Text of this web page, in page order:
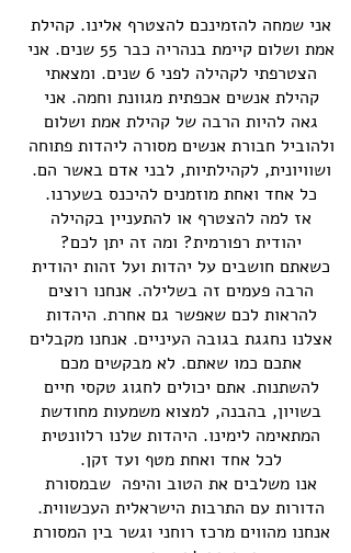
אני שמחה להזמינכם להצטרף אלינו. קהילת
אמת ושלום קיימת בנהריה כבר 55 שנים. אני
הצטרפתי לקהילה לפני 6 שנים. ומצאתי
קהילת אנשים אכפתית מגוונת וחמה. אני
גאה להיות הרבה של קהילת אמת ושלום
ולהוביל חבורת אנשים מסורה ליהדות פתוחה
ושוויונית, לקהילתיות, לבני אדם באשר הם.
כל אחד ואחת מוזמנים להיכנס בשערנו.
אז למה להצטרף או להתעניין בקהילה
יהודית רפורמית? ומה זה יתן לכם?
כשאתם חושבים על יהדות ועל זהות יהודית
הרבה פעמים זה בשלילה. אנחנו רוצים
להראות לכם שאפשר גם אחרת. היהדות
אצלנו נחגגת בגובה העיניים. אנחנו מקבלים
אתכם כמו שאתם. לא מבקשים מכם
להשתנות. אתם יכולים לחגוג טקסי חיים
בשויון, בהבנה, למצוא משמעות מחודשת
המתאימה לימינו. היהדות שלנו רלוונטית
לכל אחד ואחת מטף ועד זקן.
אנו משלבים את הטוב והיפה שבמסורת
הדורות עם התרבות הישראלית העכשווית.
אנחנו מהווים מרכז רוחני וגשר בין המסורת